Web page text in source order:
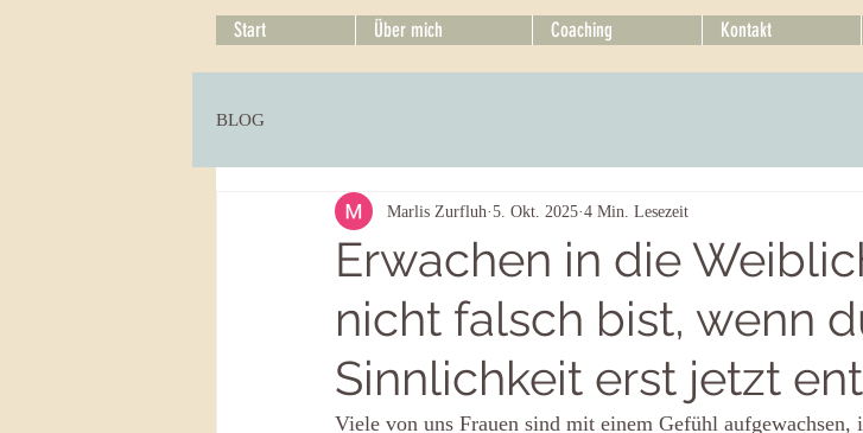
Start Über mich Coaching Kontakt
BLOG
Erwachen in die
nicht falsch bist, wenn
Sinnlichkeit erst jetzt
Marlis Zurfluh 5. Okt. 2025 4 Min. Lesezeit
Viele von uns Frauen sind mit einem Gefühl